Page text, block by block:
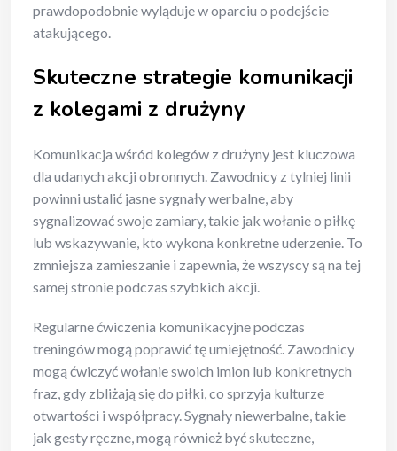
prawdopodobnie wyląduje w oparciu o podejście
atakującego.
Skuteczne strategie komunikacji
z kolegami z drużyny
Komunikacja wśród kolegów z drużyny jest kluczowa
dla udanych akcji obronnych. Zawodnicy z tylniej linii
powinni ustalić jasne sygnały werbalne, aby
sygnalizować swoje zamiary, takie jak wołanie o piłkę
lub wskazywanie, kto wykona konkretne uderzenie. To
zmniejsza zamieszanie i zapewnia, że wszyscy są na tej
samej stronie podczas szybkich akcji.
Regularne ćwiczenia komunikacyjne podczas
treningów mogą poprawić tę umiejętność. Zawodnicy
mogą ćwiczyć wołanie swoich imion lub konkretnych
fraz, gdy zbliżają się do piłki, co sprzyja kulturze
otwartości i współpracy. Sygnały niewerbalne, takie
jak gesty ręczne, mogą również być skuteczne,